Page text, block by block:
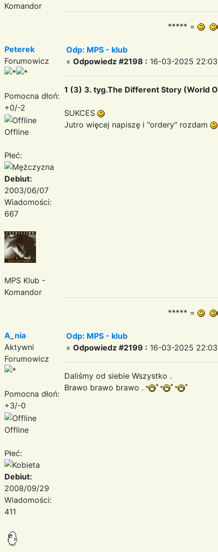
Komandor
***** =
Peterek
Forumowicz
Pomocna dłoń:
+0/-2
Offline
Płeć:
Debiut:
2003/06/07
Wiadomości:
667
MPS Klub -
Komandor
Odp: MPS - klub
« Odpowiedz #2198 : 16-03-2025
1 (3) 3. tyg.The Different Story (World
SUKCES
Jutro więcej napiszę i "ordery" rozdam
***** =
A_nia
Aktywni
Forumowicz
Pomocna dłoń:
+3/-0
Offline
Płeć:
Debiut:
2008/09/29
Wiadomości:
411
Odp: MPS - klub
« Odpowiedz #2199 : 16-03-2025
Daliśmy od siebie Wszystko .
Brawo brawo brawo .